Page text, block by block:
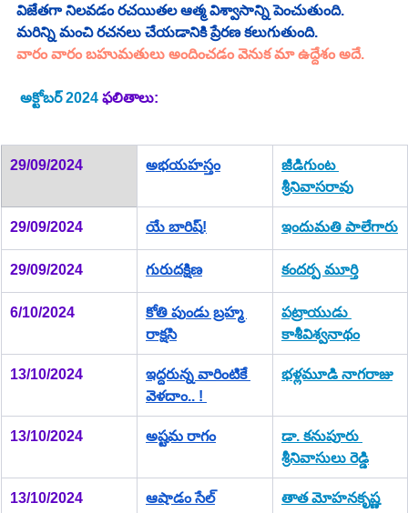
విజేతగా నిలవడం రచయితల ఆత్మ విశ్వాసాన్ని పెంచుతుంది.
మరిన్ని మంచి రచనలు చేయడానికి ప్రేరణ కలుగుతుంది.
వారం వారం బహుమతులు అందించడం వెనుక మా ఉద్దేశం అదే.
అక్టోబర్ 2024 ఫలితాలు:
29/09/2024 అభయహస్తం
జీడిగుంట
శ్రీనివాసరావు
29/09/2024 యే బారిష్! ఇందుమతి పాలేగారు
29/09/2024 గురుదక్షిణ కందర్ప మూర్తి
6/10/2024
కోతి పుండు బ్రహ్మ
రాక్షసి
పట్రాయుడు
కాశీవిశ్వనాథం
13/10/2024
ఇద్దరున్న వారింటికే
వెళదాం.. !
భళ్లమూడి నాగరాజు
13/10/2024 అష్టమ రాగం
డా. కనుపూరు
శ్రీనివాసులు రెడ్డి
13/10/2024 ఆషాడం సేల్ తాత మోహనకృష్ణ